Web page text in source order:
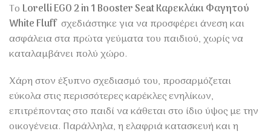
Το Lorelli EGO 2 in 1 Booster Seat Καρεκλάκι Φαγητού
White Fluff σχεδιάστηκε για να προσφέρει άνεση και
ασφάλεια στα πρώτα γεύματα του παιδιού, χωρίς να
καταλαμβάνει πολύ χώρο.
Χάρη στον έξυπνο σχεδιασμό του, προσαρμόζεται
εύκολα στις περισσότερες καρέκλες ενηλίκων,
επιτρέποντας στο παιδί να κάθεται στο ίδιο ύψος με την
οικογένεια. Παράλληλα, η ελαφριά κατασκευή και η